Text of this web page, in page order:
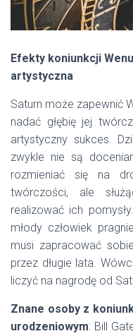
Efekty koniunkcji
artystyczna
Saturn może zapewnić
nadać głębię jej
artystyczny sukces.
zwykle nie są
rozmieniać się na
twórczości, ale
realizować ich
młody człowiek
musi zapracować
przez długie lata.
liczyć na nagrodę od
Znane osoby z
urodzeniowym: Bill